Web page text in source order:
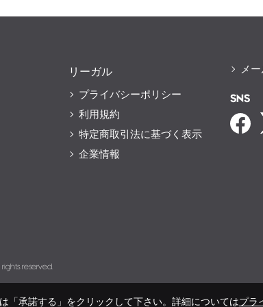
リーガル
プライバシーポリシー
利用規約
特定商取引法に基づく表示
企業情報
メ
SNS
reserved.
「承諾する」をクリックして下さい。詳細についてはプラ